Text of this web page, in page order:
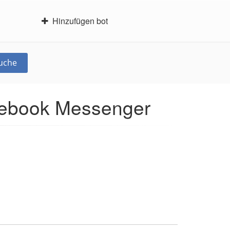
Hinzufügen bot
Messenger